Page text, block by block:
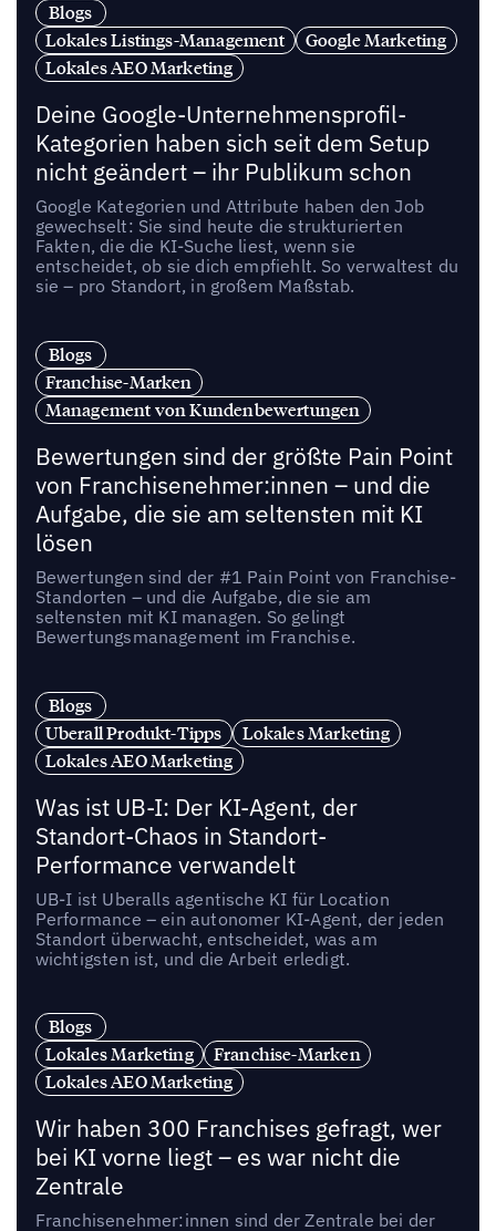
Blogs
Lokales Listings-Management
Google Marketing
Lokales AEO Marketing
Deine Google-Unternehmensprofil-
Kategorien haben sich seit dem Setup
nicht geändert – ihr Publikum schon
Google Kategorien und Attribute haben den Job
gewechselt: Sie sind heute die strukturierten
Fakten, die die KI-Suche liest, wenn sie
entscheidet, ob sie dich empfiehlt. So verwaltest du
sie – pro Standort, in großem Maßstab.
Blogs
Franchise-Marken
Management von Kundenbewertungen
Bewertungen sind der größte Pain Point
von Franchisenehmer:innen – und die
Aufgabe, die sie am seltensten mit KI
lösen
Bewertungen sind der #1 Pain Point von Franchise-
Standorten – und die Aufgabe, die sie am
seltensten mit KI managen. So gelingt
Bewertungsmanagement im Franchise.
Blogs
Uberall Produkt-Tipps
Lokales Marketing
Lokales AEO Marketing
Was ist UB-I: Der KI-Agent, der
Standort-Chaos in Standort-
Performance verwandelt
UB-I ist Uberalls agentische KI für Location
Performance – ein autonomer KI-Agent, der jeden
Standort überwacht, entscheidet, was am
wichtigsten ist, und die Arbeit erledigt.
Blogs
Lokales Marketing
Franchise-Marken
Lokales AEO Marketing
Wir haben 300 Franchises gefragt, wer
bei KI vorne liegt – es war nicht die
Zentrale
Franchisenehmer:innen sind der Zentrale bei der